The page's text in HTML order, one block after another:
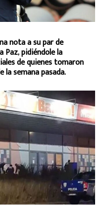
nota a su par de
Paz, pidiéndole la
de quienes tomaron
semana pasada.